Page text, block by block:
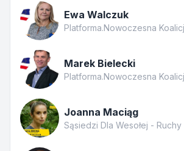
Ewa Walczuk
Platforma.Nowoczesna
Marek Bielecki
Platforma.Nowoczesna
Joanna Maciąg
Sąsiedzi Dla Wesołej -